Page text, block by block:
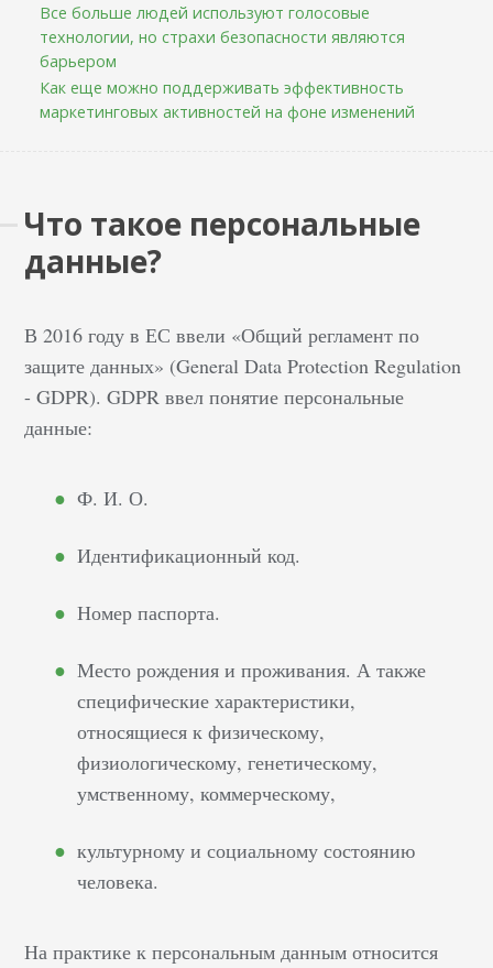
Все больше людей используют голосовые
технологии, но страхи безопасности являются
барьером
Как еще можно поддерживать эффективность
маркетинговых активностей на фоне изменений
Что такое персональные
данные?
В 2016 году в ЕС ввели «Общий регламент по
защите данных» (General Data Protection Regulation
- GDPR). GDPR ввел понятие персональные
данные:
Ф. И. О.
Идентификационный код.
Номер паспорта.
Место рождения и проживания. А также
специфические характеристики,
относящиеся к физическому,
физиологическому, генетическому,
умственному, коммерческому,
культурному и социальному состоянию
человека.
На практике к персональным данным относится